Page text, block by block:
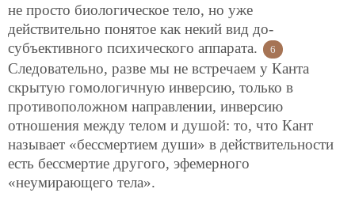
не просто биологическое тело, но уже
действительно понятое как некий вид до-
субъективного психического аппарата.
6
Следовательно, разве мы не встречаем у Канта
скрытую гомологичную инверсию, только в
противоположном направлении, инверсию
отношения между телом и душой: то, что Кант
называет «бессмертием души» в действительности
есть бессмертие другого, эфемерного
«неумирающего тела».